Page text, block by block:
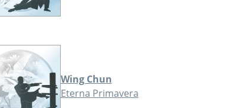
Wing Chun
Eterna Primavera